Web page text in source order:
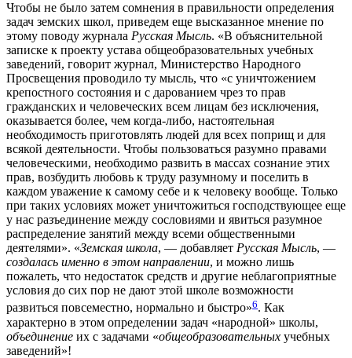
Чтобы не было затем сомнения в правильности определения
задач земских школ, приведем еще высказанное мнение по
этому поводу журнала Русская Мысль. «В объяснительной
записке к проекту устава общеобразовательных учебных
заведений, говорит журнал, Министерство Народного
Просвещения проводило ту мысль, что «с уничтожением
крепостного состояния и с дарованием чрез то прав
гражданских и человеческих всем лицам без исключения,
оказывается более, чем когда-либо, настоятельная
необходимость приготовлять людей для всех поприщ и для
всякой деятельности. Чтобы пользоваться разумно правами
человеческими, необходимо развить в массах сознание этих
прав, возбудить любовь к труду разумному и поселить в
каждом уважение к самому себе и к человеку вообще. Только
при таких условиях может уничтожиться господствующее еще
у нас разъединение между сословиями и явиться разумное
распределение занятий между всеми общественными
деятелями». «Земская школа, — добавляет Русская Мысль, —
создалась именно в этом направлении, и можно лишь
пожалеть, что недостаток средств и другие неблагоприятные
условия до сих пор не дают этой школе возможности
развиться повсеместно, нормально и быстро»6. Как
характерно в этом определении задач «народной» школы,
объединение их с задачами «общеобразовательных учебных
заведений»!